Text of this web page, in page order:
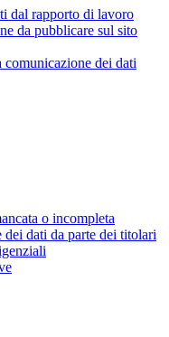
dal rapporto di lavoro
da pubblicare sul sito
comunicazione dei dati
o incompleta
dei dati da parte dei titolari